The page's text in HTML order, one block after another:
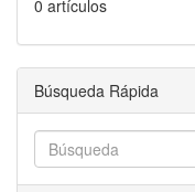
0 artículos
Búsqueda Rápida